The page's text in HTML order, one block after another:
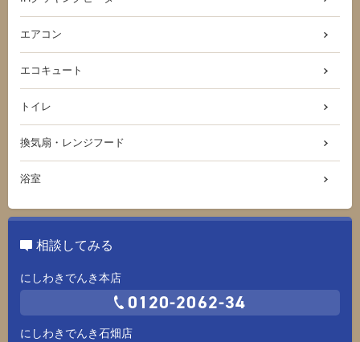
エアコン
エコキュート
トイレ
換気扇・レンジフード
浴室
相談してみる
にしわきでんき本店
0120-2062-34
にしわきでんき石畑店